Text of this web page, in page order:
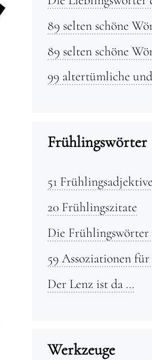
89 selten schöne
89 selten schöne
99 altertümliche
Frühlingswörter
51 Frühlingsadjektive
20 Frühlingszitate
Die
59 Assoziationen
Der Lenz ist da …
Werkzeuge